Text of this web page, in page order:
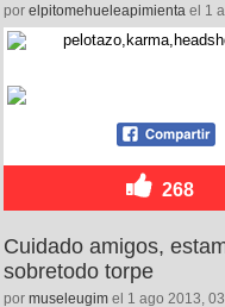
por elpitomehueleapimienta el 1
268
Cuidado amigos,
sobretodo torpe
por museleugim el 1 ago 2013,